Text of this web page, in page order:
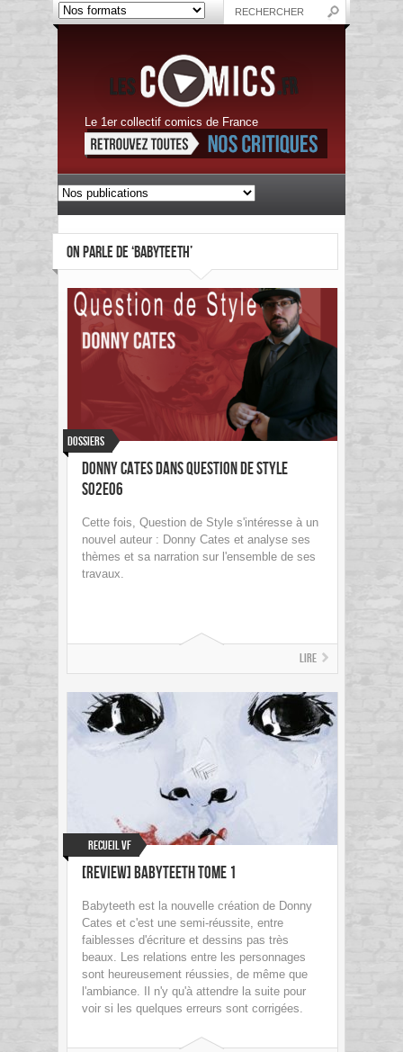
Le 1er collectif comics de France
ON PARLE DE ‘BABYTEETH’
Dossiers
Donny Cates dans Question de Style
S02E06
Cette fois, Question de Style s'intéresse à un
nouvel auteur : Donny Cates et analyse ses
thèmes et sa narration sur l'ensemble de ses
travaux.
Lire
Recueil VF
[Review] Babyteeth Tome 1
Babyteeth est la nouvelle création de Donny
Cates et c'est une semi-réussite, entre
faiblesses d'écriture et dessins pas très
beaux. Les relations entre les personnages
sont heureusement réussies, de même que
l'ambiance. Il n'y qu'à attendre la suite pour
voir si les quelques erreurs sont corrigées.